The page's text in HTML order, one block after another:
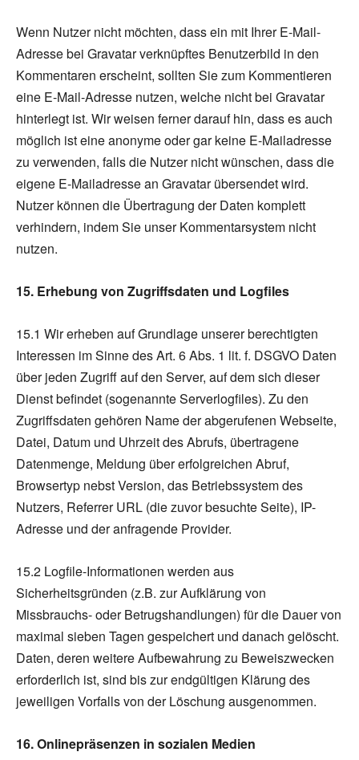
Wenn Nutzer nicht möchten, dass ein mit Ihrer E-Mail-
Adresse bei Gravatar verknüpftes Benutzerbild in den
Kommentaren erscheint, sollten Sie zum Kommentieren
eine E-Mail-Adresse nutzen, welche nicht bei Gravatar
hinterlegt ist. Wir weisen ferner darauf hin, dass es auch
möglich ist eine anonyme oder gar keine E-Mailadresse
zu verwenden, falls die Nutzer nicht wünschen, dass die
eigene E-Mailadresse an Gravatar übersendet wird.
Nutzer können die Übertragung der Daten komplett
verhindern, indem Sie unser Kommentarsystem nicht
nutzen.
15. Erhebung von Zugriffsdaten und Logfiles
15.1 Wir erheben auf Grundlage unserer berechtigten
Interessen im Sinne des Art. 6 Abs. 1 lit. f. DSGVO Daten
über jeden Zugriff auf den Server, auf dem sich dieser
Dienst befindet (sogenannte Serverlogfiles). Zu den
Zugriffsdaten gehören Name der abgerufenen Webseite,
Datei, Datum und Uhrzeit des Abrufs, übertragene
Datenmenge, Meldung über erfolgreichen Abruf,
Browsertyp nebst Version, das Betriebssystem des
Nutzers, Referrer URL (die zuvor besuchte Seite), IP-
Adresse und der anfragende Provider.
15.2 Logfile-Informationen werden aus
Sicherheitsgründen (z.B. zur Aufklärung von
Missbrauchs- oder Betrugshandlungen) für die Dauer von
maximal sieben Tagen gespeichert und danach gelöscht.
Daten, deren weitere Aufbewahrung zu Beweiszwecken
erforderlich ist, sind bis zur endgültigen Klärung des
jeweiligen Vorfalls von der Löschung ausgenommen.
16. Onlinepräsenzen in sozialen Medien